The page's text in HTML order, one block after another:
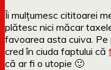
Îi mulțumesc cititoarei
plătesc nici măcar
favoarea asta cuiva. Pe
cred în ciuda faptului că
că ar fi o utopie 🙂